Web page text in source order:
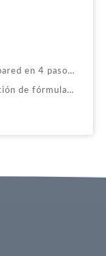
en 4 pasos?
de masilla de poliéster